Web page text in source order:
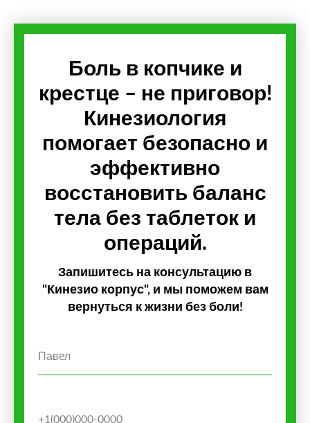
Боль в копчике и
крестце – не приговор!
Кинезиология
помогает безопасно и
эффективно
восстановить баланс
тела без таблеток и
операций.
Запишитесь на консультацию в
"Кинезио корпус", и мы поможем вам
вернуться к жизни без боли!